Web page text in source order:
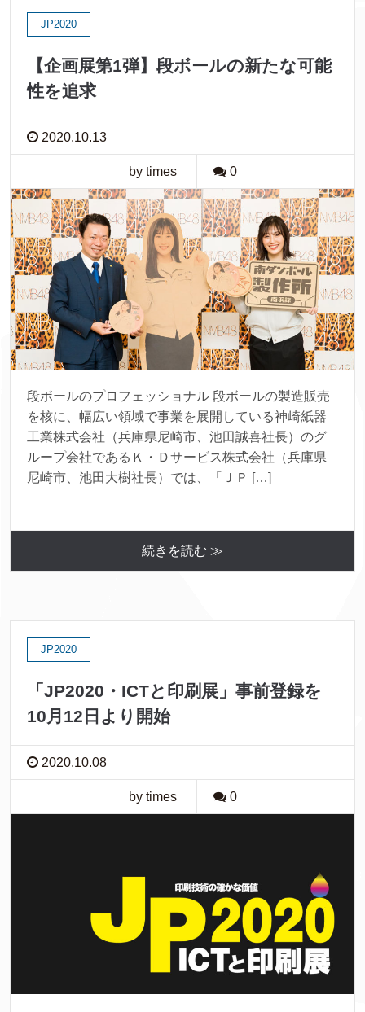
JP2020
【企画展第1弾】段ボールの新たな可能
性を追求
2020.10.13
by times 0
段ボールのプロフェッショナル 段ボールの製造販売
を核に、幅広い領域で事業を展開している神崎紙器
工業株式会社（兵庫県尼崎市、池田誠喜社長）のグ
ループ会社であるＫ・Ｄサービス株式会社（兵庫県
尼崎市、池田大樹社長）では、「ＪＰ […]
続きを読む ≫
JP2020
「JP2020・ICTと印刷展」事前登録を
10月12日より開始
2020.10.08
by times 0